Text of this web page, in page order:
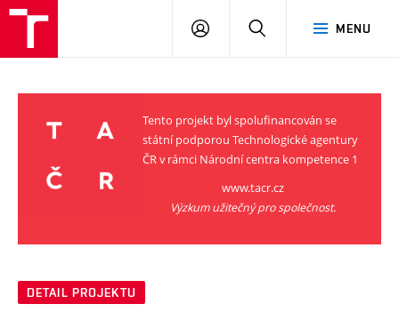
MENU
PŘIHLÁSIT
Tento projekt byl spolufinancován se
státní podporou Technologické agentury
ČR v rámci Národní centra kompetence 1
www.tacr.cz
Výzkum užitečný pro společnost.
DETAIL PROJEKTU